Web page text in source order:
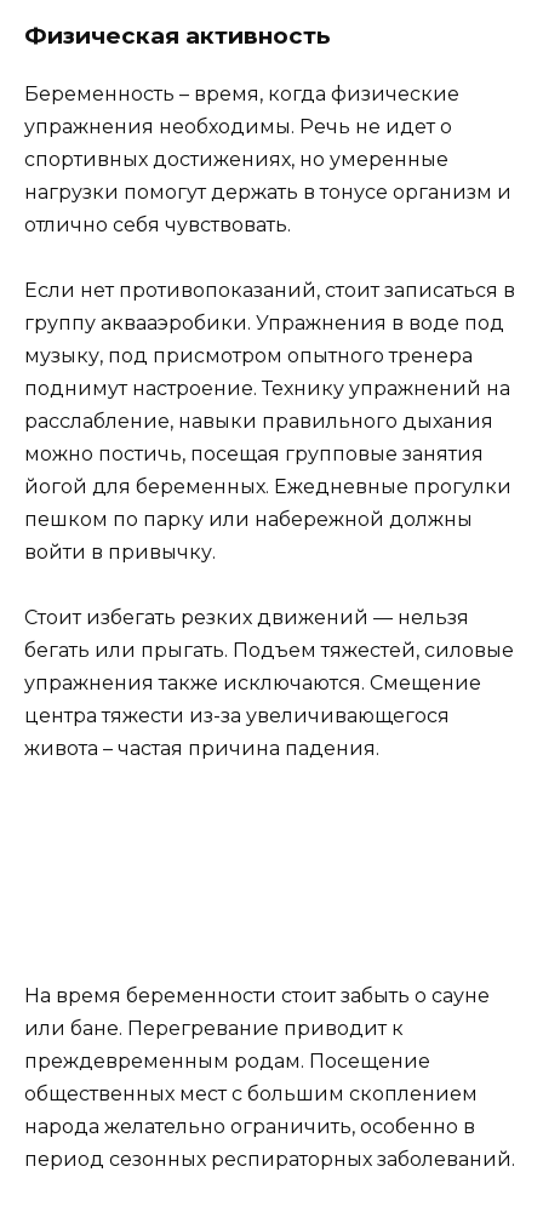
Физическая активность
Беременность – время, когда физические
упражнения необходимы. Речь не идет о
спортивных достижениях, но умеренные
нагрузки помогут держать в тонусе организм и
отлично себя чувствовать.
Если нет противопоказаний, стоит записаться в
группу аквааэробики. Упражнения в воде под
музыку, под присмотром опытного тренера
поднимут настроение. Технику упражнений на
расслабление, навыки правильного дыхания
можно постичь, посещая групповые занятия
йогой для беременных. Ежедневные прогулки
пешком по парку или набережной должны
войти в привычку.
Стоит избегать резких движений — нельзя
бегать или прыгать. Подъем тяжестей, силовые
упражнения также исключаются. Смещение
центра тяжести из-за увеличивающегося
живота – частая причина падения.
На время беременности стоит забыть о сауне
или бане. Перегревание приводит к
преждевременным родам. Посещение
общественных мест с большим скоплением
народа желательно ограничить, особенно в
период сезонных респираторных заболеваний.